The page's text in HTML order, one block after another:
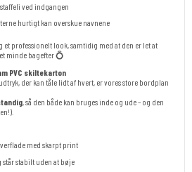
ved indgangen
hurtigt kan overskue navnene
et professionelt look, samtidig med at den er let at
minde bagefter 💍
PVC skiltekarton
der kan tåle lidt af hvert, er vores store bordplan
, så den både kan bruges inde og ude – og den
med skarpt print
står stabilt uden at bøje